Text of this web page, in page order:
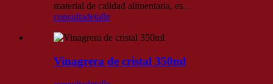
material de calidad alimentaria, es...
consultadetalle
Vinagrera de cristal 350ml